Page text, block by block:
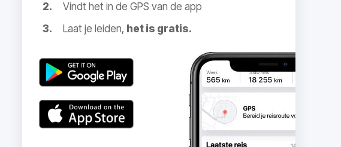
Vindt het in de GPS van de app
Laat je leiden, het is gratis.